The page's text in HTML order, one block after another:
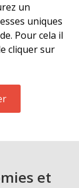
un
uniques
Pour cela il
cliquer sur
et